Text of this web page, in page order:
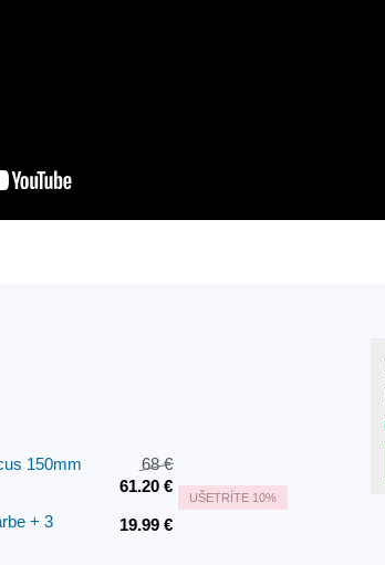
150mm
68 €
61.20 €
UŠETRÍTE 10%
+ 3
19.99 €